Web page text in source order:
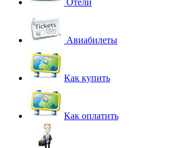
Отели
Авиабилеты
Как купить
Как оплатить